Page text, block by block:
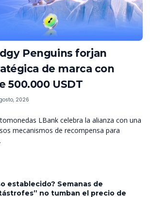
Penguins forjan
de marca con
500.000 USDT
2026
LBank celebra la alianza con una
mecanismos de recompensa para
establecido? Semanas de
no tumban el precio de